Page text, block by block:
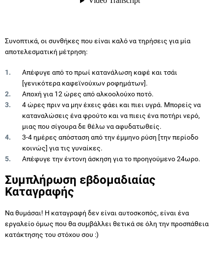
Συνοπτικά, οι συνθήκες που είναι καλό να τηρήσεις για μία
αποτελεσματική μέτρηση:
Απέφυγε από το πρωί κατανάλωση καφέ και τσάι
[γενικότερα καφεϊνούχων ροφημάτων].
Αποχή για 12 ώρες από αλκοολούχο ποτό.
4 ώρες πριν να μην έχεις φάει και πιει υγρά. Μπορείς να
καταναλώσεις ένα φρούτο και να πιεις ένα ποτήρι νερό,
μιας που σίγουρα δε θέλω να αφυδατωθείς.
3-4 ημέρες απόσταση από την έμμηνο ρύση [την περίοδο
κοινώς] για τις γυναίκες.
Απέφυγε την έντονη άσκηση για το προηγούμενο 24ωρο.
Συμπλήρωση εβδομαδιαίας
Καταγραφής
Να θυμάσαι! Η καταγραφή δεν είναι αυτοσκοπός, είναι ένα
εργαλείο όμως που θα συμβάλλει θετικά σε όλη την προσπάθεια
κατάκτησης του στόχου σου :)